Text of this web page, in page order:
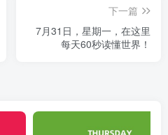
下一篇
7月31日，星期一，在这里
每天60秒读懂世界！